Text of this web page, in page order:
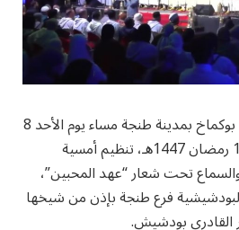
شهد المركز الثقافي أحمد بوكماخ بمدينة طنجة مساء يوم الأحد 8
مارس 2026 الموافق لـ 18 رمضان 1447هـ، تنظيم أمسية
تحت شعار “عهد المحبين”،
البودشيشية فرع طنجة بإذن من شيخها
القادري بودشيش.